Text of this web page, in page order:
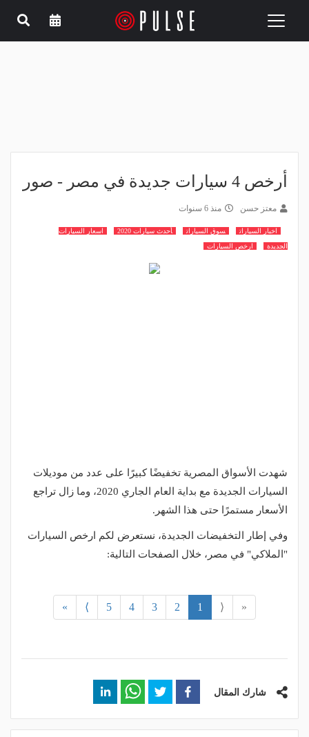
Toggle
أرخص 4 سيارات جديدة في مصر - صور
معتز حسن منذ 6 سنوات
اخبار السيارات سوق السيارات أحدث سيارات 2020
اسعار السيارات
الجديدة
ارخص السيارات
شهدت الأسواق المصرية تخفيضًا كبيرًا على عدد من موديلات
السيارات الجديدة مع بداية العام الجاري 2020، وما زال تراجع
الأسعار مستمرًا حتى هذا الشهر.
وفي إطار التخفيضات الجديدة، نستعرض لكم ارخص السيارات
"الملاكي" في مصر، خلال الصفحات التالية:
«
⟨
1
2
3
4
5
⟩
»
شارك المقال